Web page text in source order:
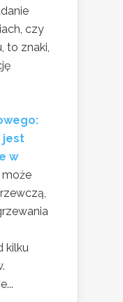
czy
to znaki,
jest
w
może
kilku